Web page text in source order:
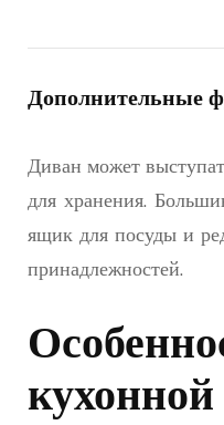
Дополнительные
Диван может
для хранения.
ящик для посуды и
принадлежностей.